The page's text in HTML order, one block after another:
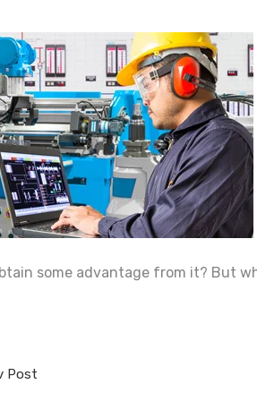
some advantage from it? But
Post